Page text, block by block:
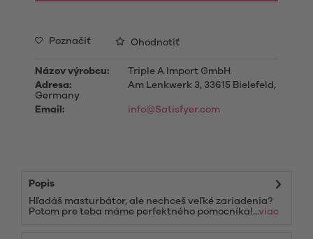
Poznačiť Ohodnotiť
Názov výrobcu:
Triple A Import GmbH
Adresa:
Am Lenkwerk 3, 33615 Bielefeld,
Germany
Email:
info@Satisfyer.com
Popis
Hľadáš masturbátor, ale nechceš veľké zariadenia?
Potom pre teba máme perfektného pomocníka!...viac